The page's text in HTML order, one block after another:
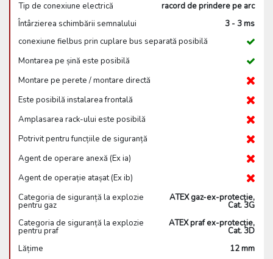
Tip de conexiune electrică
racord de prindere pe arc
Întârzierea schimbării semnalului
3 - 3 ms
conexiune fielbus prin cuplare bus separată posibilă
Montarea pe șină este posibilă
Montare pe perete / montare directă
Este posibilă instalarea frontală
Amplasarea rack-ului este posibilă
Potrivit pentru funcțiile de siguranță
Agent de operare anexă (Ex ia)
Agent de operație atașat (Ex ib)
Categoria de siguranță la explozie
pentru gaz
ATEX gaz-ex-protecție,
Cat. 3G
Categoria de siguranță la explozie
pentru praf
ATEX praf ex-protecție,
Cat. 3D
Lățime
12 mm